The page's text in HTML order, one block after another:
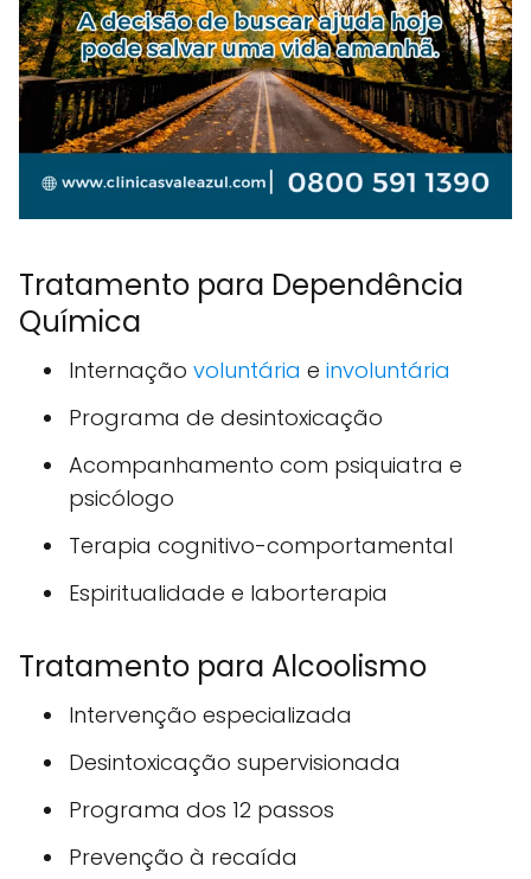
Tratamento para Dependência
Química
Internação voluntária e involuntária
Programa de desintoxicação
Acompanhamento com psiquiatra e
psicólogo
Terapia cognitivo-comportamental
Espiritualidade e laborterapia
Tratamento para Alcoolismo
Intervenção especializada
Desintoxicação supervisionada
Programa dos 12 passos
Prevenção à recaída